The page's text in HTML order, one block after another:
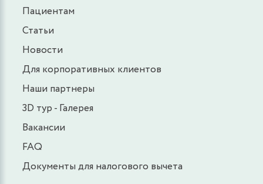
Пациентам
Статьи
Новости
Для корпоративных клиентов
Наши партнеры
3D тур - Галерея
Вакансии
FAQ
Документы для налогового вычета